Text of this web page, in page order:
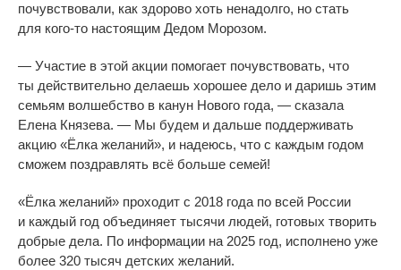
почувствовали, как здорово хоть ненадолго, но стать
для кого-то настоящим Дедом Морозом.
— Участие в этой акции помогает почувствовать, что
ты действительно делаешь хорошее дело и даришь этим
семьям волшебство в канун Нового года, — сказала
Елена Князева. — Мы будем и дальше поддерживать
акцию «Ёлка желаний», и надеюсь, что с каждым годом
сможем поздравлять всё больше семей!
«Ёлка желаний» проходит с 2018 года по всей России
и каждый год объединяет тысячи людей, готовых творить
добрые дела. По информации на 2025 год, исполнено уже
более 320 тысяч детских желаний.